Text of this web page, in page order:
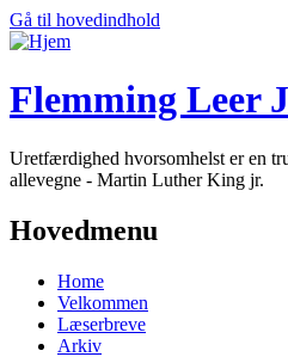
Gå til hovedindhold
Flemming Leer
Uretfærdighed hvorsomhelst er en
allevegne - Martin Luther King jr.
Hovedmenu
Home
Velkommen
Læserbreve
Arkiv